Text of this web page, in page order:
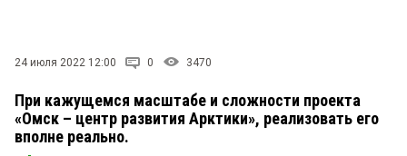
24 июля 2022 12:00 0 3470
При кажущемся масштабе и сложности проекта
«Омск – центр развития Арктики», реализовать его
вполне реально.